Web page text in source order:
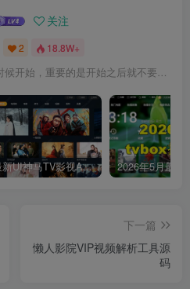
关注
2 18.8W+
无论你在什么时候开始，重要的是开始之后就不要停止
最新UI神马TV影视APP源码 乐檬影视苹果CMS后台 包含前后端源码
下一篇
懒人影院VIP视频解析工具源
码